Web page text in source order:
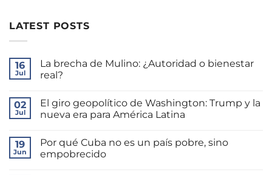
LATEST POSTS
16
Jul
La brecha de Mulino: ¿Autoridad o bienestar
real?
comentarios
La
Mulino:
¿Autoridad
o
02
Jul
El giro geopolítico de Washington: Trump y la
nueva era para América Latina
comentarios
El
19
Jun
Por qué Cuba no es un país pobre, sino
empobrecido